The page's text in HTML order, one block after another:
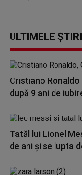
ULTIMELE ȘTIRI
Cristiano Ronaldo
după 9 ani de
Tatăl lui Lionel
de ani și se lupta